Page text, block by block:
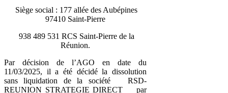
Siège social : 177 allée des Aubépines
97410 Saint-Pierre
938 489 531 RCS Saint-Pierre de la
Réunion.
Par décision de lʼAGO en date du
11/03/2025, il a été décidé la dissolution
sans liquidation de la société RSD-
REUNION STRATEGIE DIRECT par